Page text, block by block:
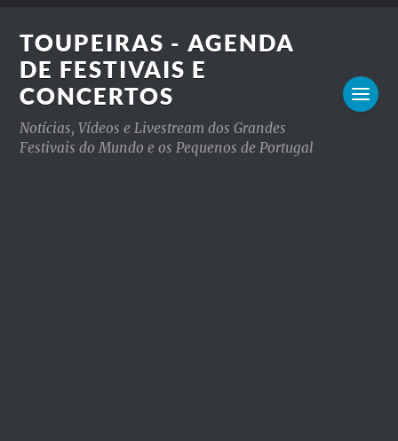
TOUPEIRAS - AGENDA
DE FESTIVAIS E
CONCERTOS
Notícias, Vídeos e Livestream dos Grandes
Festivais do Mundo e os Pequenos de Portugal